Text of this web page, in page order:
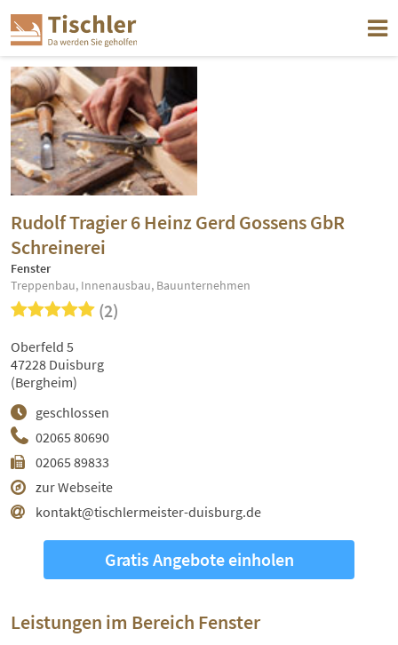
Rudolf Tragier 6 Heinz Gerd Gossens GbR
Schreinerei
Fenster
Treppenbau, Innenausbau, Bauunternehmen
(2)
02065 80690
02065 89833
zur Webseite
kontakt@tischlermeister-duisburg.de
geschlossen
Oberfeld 5
47228 Duisburg
(Bergheim)
Gratis Angebote einholen
Leistungen im Bereich Fenster